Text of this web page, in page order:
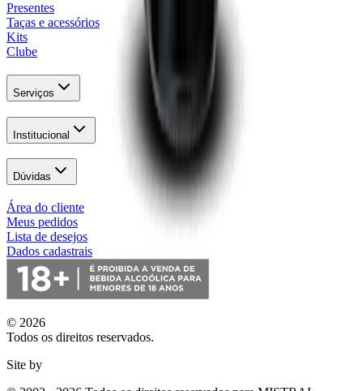
Presentes
Taças e acessórios
Kits
Clube
Serviços
Institucional
Dúvidas
Área do cliente
Meus pedidos
Lista de desejos
Dados cadastrais
© 2026
Todos os direitos reservados.
Site by